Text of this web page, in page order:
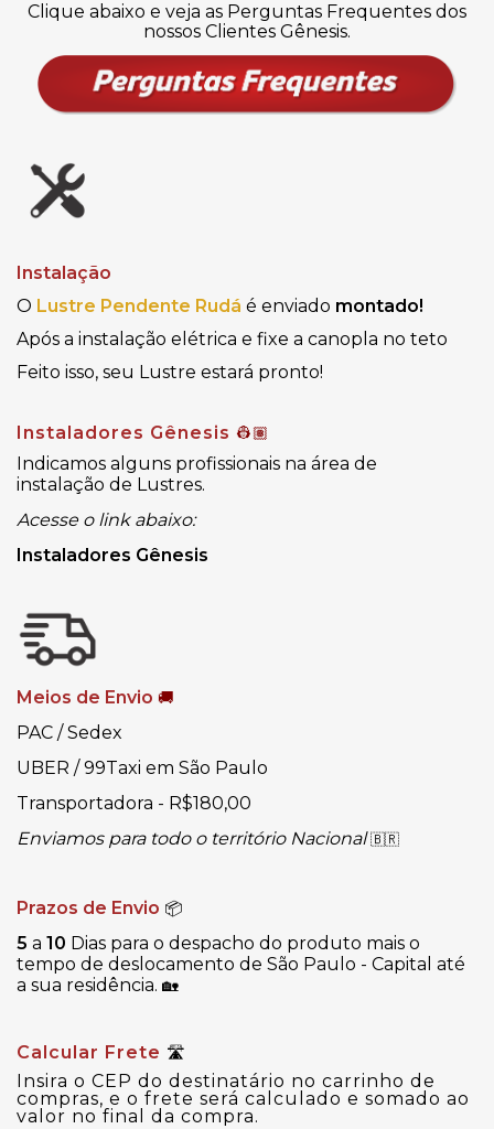
Clique abaixo e veja as Perguntas Frequentes dos
nossos Clientes Gênesis.
Instalação
O Lustre Pendente Rudá é enviado montado!
Após a instalação elétrica e fixe a canopla no teto
Feito isso, seu Lustre estará pronto!
Instaladores Gênesis 👷🏽
Indicamos alguns profissionais na área de
instalação de Lustres.
Acesse o link abaixo:
Instaladores Gênesis
Meios de Envio 🚚
PAC / Sedex
UBER / 99Taxi em São Paulo
Transportadora - R$180,00
Enviamos para todo o território Nacional🇧🇷
Prazos de Envio 📦
5 a 10 Dias para o despacho do produto mais o
tempo de deslocamento de São Paulo - Capital até
a sua residência. 🏡
Calcular Frete 🛣
Insira o CEP do destinatário no carrinho de
compras, e o frete será calculado e somado ao
valor no final da compra.